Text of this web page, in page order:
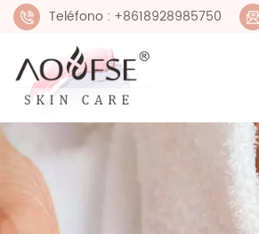
Teléfono : +8618928985750